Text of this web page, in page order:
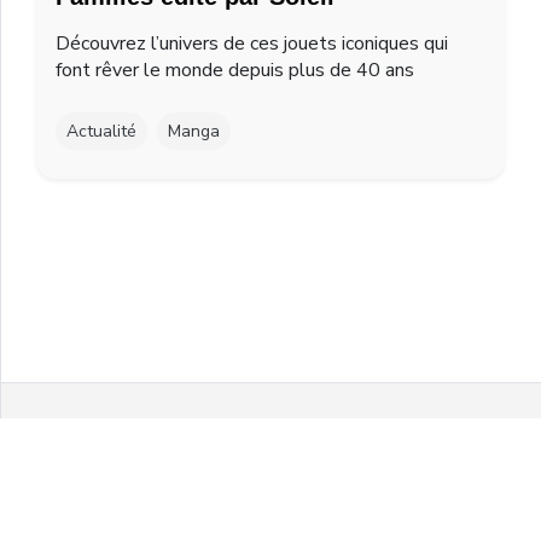
Découvrez l’univers de ces jouets iconiques qui
font rêver le monde depuis plus de 40 ans
Actualité Manga